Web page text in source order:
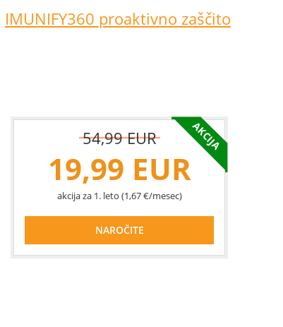
IMUNIFY360 proaktivno zaščito
AKCIJA
54,99 EUR
19,99 EUR
akcija za 1. leto (1,67 €/mesec)
NAROČITE